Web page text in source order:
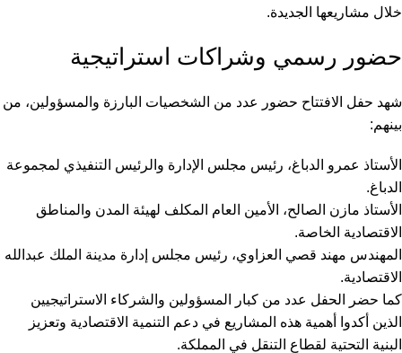
خلال مشاريعها الجديدة.
حضور رسمي وشراكات استراتيجية
شهد حفل الافتتاح حضور عدد من الشخصيات البارزة والمسؤولين، من
بينهم:
الأستاذ عمرو الدباغ، رئيس مجلس الإدارة والرئيس التنفيذي لمجموعة
الدباغ.
الأستاذ مازن الصالح، الأمين العام المكلف لهيئة المدن والمناطق
الاقتصادية الخاصة.
المهندس مهند قصي العزاوي، رئيس مجلس إدارة مدينة الملك عبدالله
الاقتصادية.
كما حضر الحفل عدد من كبار المسؤولين والشركاء الاستراتيجيين
الذين أكدوا أهمية هذه المشاريع في دعم التنمية الاقتصادية وتعزيز
البنية التحتية لقطاع التنقل في المملكة.